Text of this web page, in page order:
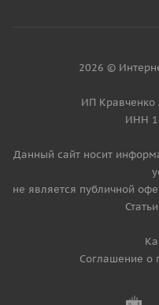
2026 ©
ИП Кравченко
ИНН
Данный сайт носит
не является публичной
Соглашение о